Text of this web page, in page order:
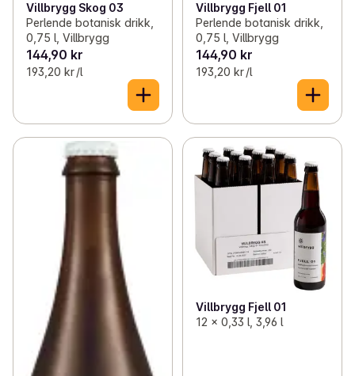
Villbrygg Skog 03
Perlende botanisk drikk,
0,75 l, Villbrygg
144,90 kr
193,20 kr /l
Villbrygg Fjell 01
Perlende botanisk drikk,
0,75 l, Villbrygg
144,90 kr
193,20 kr /l
Villbrygg Fjell 01
12 x 0,33 l, 3,96 l